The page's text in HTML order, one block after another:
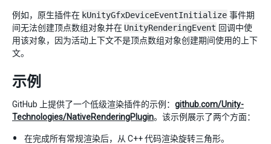
例如，原生插件在 kUnityGfxDeviceEventInitialize 事件期
间无法创建顶点数组对象并在 UnityRenderingEvent 回调中使
用该对象，因为活动上下文不是顶点数组对象创建期间使用的上下
文。
示例
GitHub 上提供了一个低级渲染插件的示例： github.com/Unity-
Technologies/NativeRenderingPlugin。该示例展示了两个方面：
在完成所有常规渲染后，从 C++ 代码渲染旋转三角形。